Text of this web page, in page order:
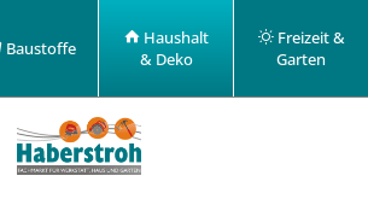
Baustoffe
Haushalt
& Deko
Freizeit &
Garten